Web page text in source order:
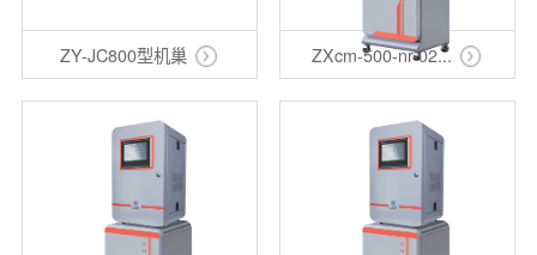
ZY-JC800型机巢 ZXcm-500-nr-02...